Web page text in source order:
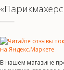
В нашем магазине